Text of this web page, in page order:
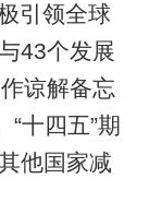
引领全球
43个发展
谅解备忘
十四五”期
他国家减